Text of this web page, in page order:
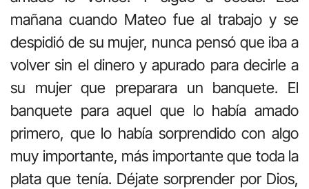
mañana cuando Mateo fue al trabajo y se
despidió de su mujer, nunca pensó que iba a
volver sin el dinero y apurado para decirle a
su mujer que preparara un banquete. El
banquete para aquel que lo había amado
primero, que lo había sorprendido con algo
muy importante, más importante que toda la
plata que tenía. Déjate sorprender por Dios,